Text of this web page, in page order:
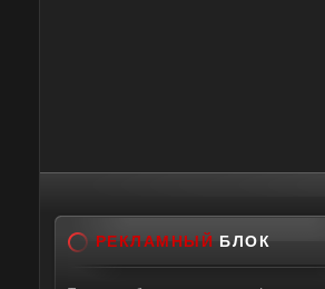
РЕКЛАМНЫЙ БЛОК